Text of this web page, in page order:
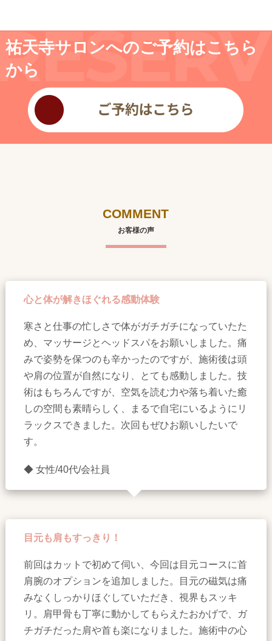
祐天寺サロンへのご予約はこちら
から
COMMENT
お客様の声
心と体が解きほぐれる感動体験
寒さと仕事の忙しさで体がガチガチになっていたた
め、マッサージとヘッドスパをお願いしました。痛
みで姿勢を保つのも辛かったのですが、施術後は頭
や肩の位置が自然になり、とても感動しました。技
術はもちろんですが、空気を読む力や落ち着いた癒
しの空間も素晴らしく、まるで自宅にいるようにリ
ラックスできました。次回もぜひお願いしたいで
す。
◆ 女性/40代/会社員
目元も肩もすっきり！
前回はカットで初めて伺い、今回は目元コースに首
肩腕のオプションを追加しました。目元の磁気は痛
みなくしっかりほぐしていただき、視界もスッキ
リ。肩甲骨も丁寧に動かしてもらえたおかげで、ガ
チガチだった肩や首も楽になりました。施術中の心